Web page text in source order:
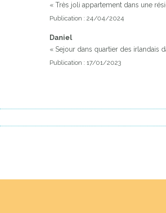
« Très joli appartement dans une
Publication : 24/04/2024
Daniel
« Sejour dans quartier des irlandais
Publication : 17/01/2023